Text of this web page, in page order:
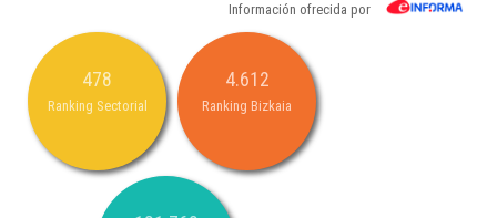
Información ofrecida por
478
Ranking Sectorial
4.612
Ranking Bizkaia